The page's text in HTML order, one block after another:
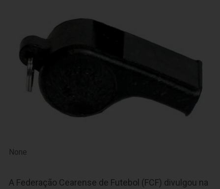
None
A Federação Cearense de Futebol (FCF) divulgou na